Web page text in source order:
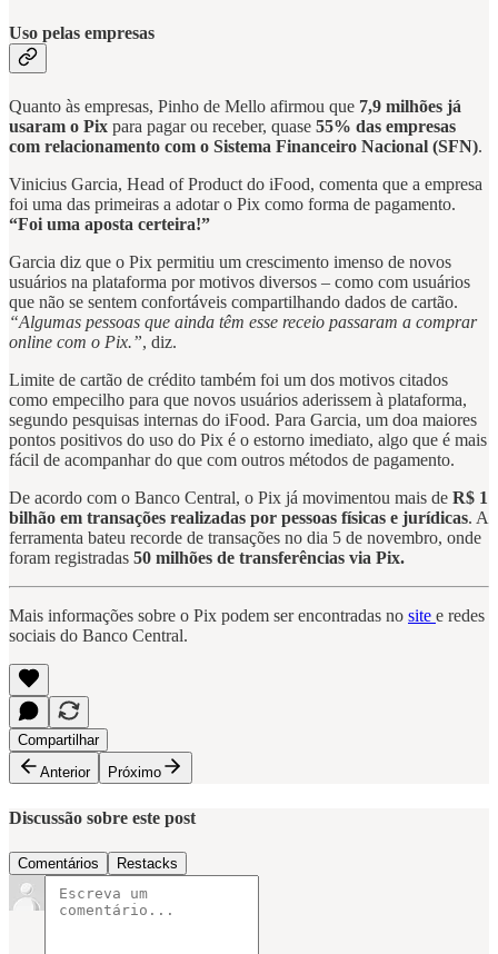
Uso pelas empresas
Quanto às empresas, Pinho de Mello afirmou que 7,9 milhões já
usaram o Pix para pagar ou receber, quase 55% das empresas
com relacionamento com o Sistema Financeiro Nacional (SFN).
Vinicius Garcia, Head of Product do iFood, comenta que a empresa
foi uma das primeiras a adotar o Pix como forma de pagamento.
“Foi uma aposta certeira!”
Garcia diz que o Pix permitiu um crescimento imenso de novos
usuários na plataforma por motivos diversos – como com usuários
que não se sentem confortáveis compartilhando dados de cartão.
“Algumas pessoas que ainda têm esse receio passaram a comprar
online com o Pix.”, diz.
Limite de cartão de crédito também foi um dos motivos citados
como empecilho para que novos usuários aderissem à plataforma,
segundo pesquisas internas do iFood. Para Garcia, um doa maiores
pontos positivos do uso do Pix é o estorno imediato, algo que é mais
fácil de acompanhar do que com outros métodos de pagamento.
De acordo com o Banco Central, o Pix já movimentou mais de R$ 1
bilhão em transações realizadas por pessoas físicas e jurídicas. A
ferramenta bateu recorde de transações no dia 5 de novembro, onde
foram registradas 50 milhões de transferências via Pix.
Mais informações sobre o Pix podem ser encontradas no site e redes
sociais do Banco Central.
Compartilhar
Anterior
Próximo
Discussão sobre este post
Comentários Restacks